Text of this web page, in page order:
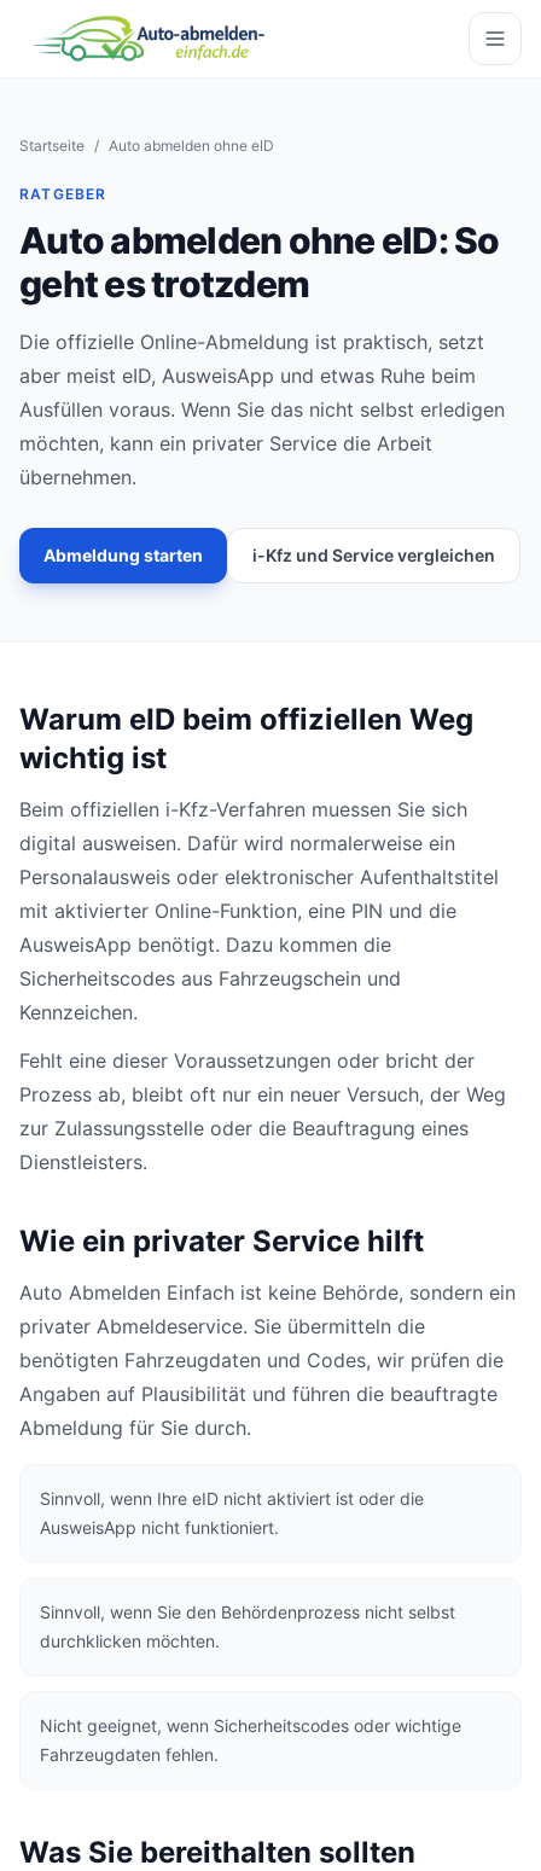
Startseite / Auto abmelden ohne eID
RATGEBER
Auto abmelden ohne eID: So
geht es trotzdem
Die offizielle Online-Abmeldung ist praktisch, setzt
aber meist eID, AusweisApp und etwas Ruhe beim
Ausfüllen voraus. Wenn Sie das nicht selbst erledigen
möchten, kann ein privater Service die Arbeit
übernehmen.
Abmeldung starten i-Kfz und Service vergleichen
Warum eID beim offiziellen Weg
wichtig ist
Beim offiziellen i-Kfz-Verfahren muessen Sie sich
digital ausweisen. Dafür wird normalerweise ein
Personalausweis oder elektronischer Aufenthaltstitel
mit aktivierter Online-Funktion, eine PIN und die
AusweisApp benötigt. Dazu kommen die
Sicherheitscodes aus Fahrzeugschein und
Kennzeichen.
Fehlt eine dieser Voraussetzungen oder bricht der
Prozess ab, bleibt oft nur ein neuer Versuch, der Weg
zur Zulassungsstelle oder die Beauftragung eines
Dienstleisters.
Wie ein privater Service hilft
Auto Abmelden Einfach ist keine Behörde, sondern ein
privater Abmeldeservice. Sie übermitteln die
benötigten Fahrzeugdaten und Codes, wir prüfen die
Angaben auf Plausibilität und führen die beauftragte
Abmeldung für Sie durch.
Sinnvoll, wenn Ihre eID nicht aktiviert ist oder die
AusweisApp nicht funktioniert.
Sinnvoll, wenn Sie den Behördenprozess nicht selbst
durchklicken möchten.
Nicht geeignet, wenn Sicherheitscodes oder wichtige
Fahrzeugdaten fehlen.
Was Sie bereithalten sollten